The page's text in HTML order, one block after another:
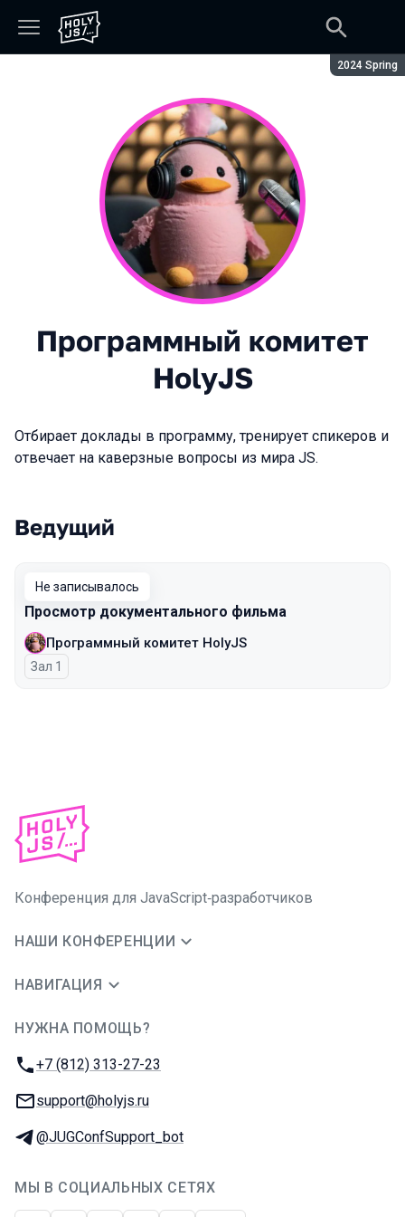
Сезон:
2024 Spring
Программный комитет
HolyJS
Отбирает доклады в программу, тренирует спикеров и
отвечает на каверзные вопросы из мира JS.
Выступления в сезоне 2024 Spring
Ведущий
Не записывалось
Просмотр документального фильма
Программный комитет HolyJS
Зал 1
Конференция для JavaScript‑разработчиков
НАШИ КОНФЕРЕНЦИИ
НАВИГАЦИЯ
НУЖНА ПОМОЩЬ?
Телефон:
+7 (812) 313-27-23
E-mail:
support@holyjs.ru
Телеграм:
@JUGConfSupport_bot
МЫ В СОЦИАЛЬНЫХ СЕТЯХ